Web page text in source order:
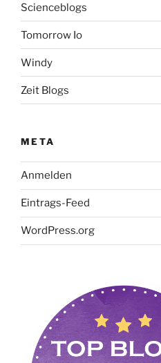
Scienceblogs
Tomorrow Io
Windy
Zeit Blogs
META
Anmelden
Eintrags-Feed
WordPress.org